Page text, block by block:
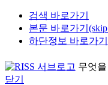
검색 바로가기
본문 바로가기(skip
하단정보 바로가기
무엇
닫기